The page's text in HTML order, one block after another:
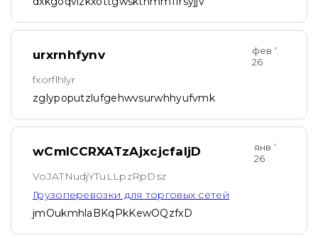
urxrnhfynv
фев ‘
26
fxorflhlyr
zglypoputzlufgehwvsurwhhyufvmk
wCmICCRXATzAjxcjcfaIjD
янв ‘
26
VoJATNudjYTuLLpzRpDsz
Грузоперевозки для торговых сетей
jmOukmhlaBKqPkKewOQzfxD